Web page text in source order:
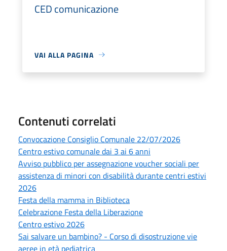
CED comunicazione
VAI ALLA PAGINA
Contenuti correlati
Convocazione Consiglio Comunale 22/07/2026
Centro estivo comunale dai 3 ai 6 anni
Avviso pubblico per assegnazione voucher sociali per
assistenza di minori con disabilità durante centri estivi
2026
Festa della mamma in Biblioteca
Celebrazione Festa della Liberazione
Centro estivo 2026
Sai salvare un bambino? - Corso di disostruzione vie
aeree in età pediatrica